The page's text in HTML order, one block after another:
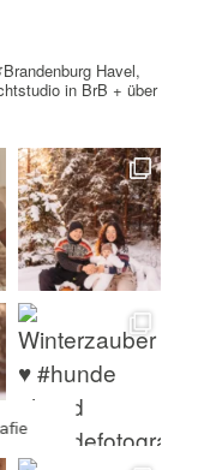
Havel,
in BrB + über